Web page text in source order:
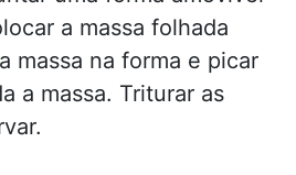
a massa folhada
massa na forma e picar
a massa. Triturar as